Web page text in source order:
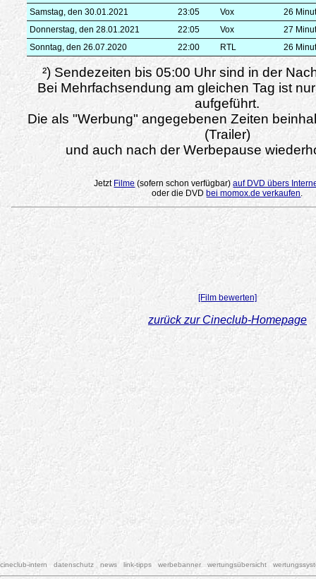
Samstag, den 30.01.2021
23:05 Vox
26
Donnerstag, den 28.01.2021
22:05 Vox
27
Sonntag, den 26.07.2020
22:00 RTL 26
²) Sendezeiten bis 05:00 Uhr sind in der
Bei Mehrfachsendung am gleichen Tag ist
aufgeführt.
Die als "Werbung" angegebenen Zeiten
(Trailer)
und auch nach der Werbepause
Jetzt Filme (sofern schon verfügbar)auf DVD übers
oder die DVD bei momox.de verkaufen.
[Film bewerten]
zurück zur Cineclub-Homepage
cineclub-intern datenschutz news link-tipps werbebanner wertungsübersicht